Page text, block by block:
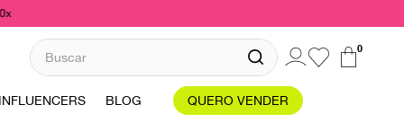
Buscar 0
INFLUENCERS BLOG QUERO VENDER